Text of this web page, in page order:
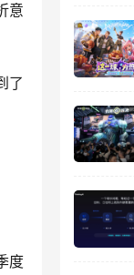
意
了
度